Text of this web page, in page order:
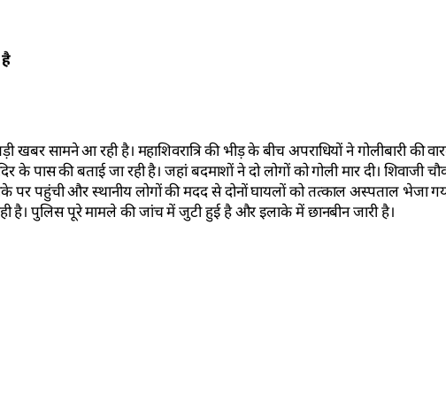
खबर सामने आ रही है। महाशिवरात्रि की भीड़ के बीच अपराधियों ने गोलीबारी की
के पास की बताई जा रही है। जहां बदमाशों ने दो लोगों को गोली मार दी। शिवाजी
पर पहुंची और स्थानीय लोगों की मदद से दोनों घायलों को तत्काल अस्पताल भेजा
है। पुलिस पूरे मामले की जांच में जुटी हुई है और इलाके में छानबीन जारी है।